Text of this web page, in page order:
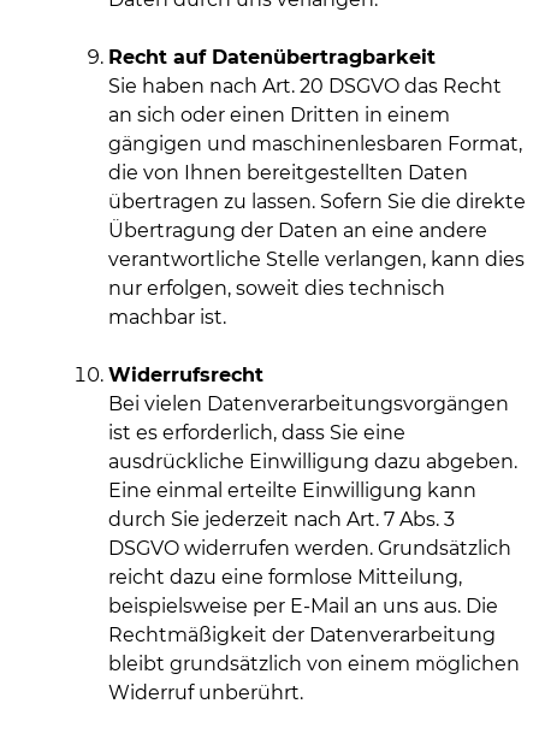
Recht auf Datenübertragbarkeit
Sie haben nach Art. 20 DSGVO das Recht
an sich oder einen Dritten in einem
gängigen und maschinenlesbaren Format,
die von Ihnen bereitgestellten Daten
übertragen zu lassen. Sofern Sie die direkte
Übertragung der Daten an eine andere
verantwortliche Stelle verlangen, kann dies
nur erfolgen, soweit dies technisch
machbar ist.
Widerrufsrecht
Bei vielen Datenverarbeitungsvorgängen
ist es erforderlich, dass Sie eine
ausdrückliche Einwilligung dazu abgeben.
Eine einmal erteilte Einwilligung kann
durch Sie jederzeit nach Art. 7 Abs. 3
DSGVO widerrufen werden. Grundsätzlich
reicht dazu eine formlose Mitteilung,
beispielsweise per E-Mail an uns aus. Die
Rechtmäßigkeit der Datenverarbeitung
bleibt grundsätzlich von einem möglichen
Widerruf unberührt.